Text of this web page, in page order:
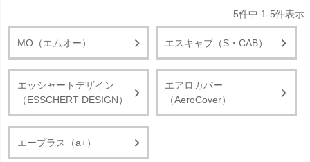
5件中 1-5件表示
MO（エムオー） エスキャブ（S・CAB）
エッシャートデザイン
（ESSCHERT DESIGN）
エアロカバー
（AeroCover）
エープラス（a+）